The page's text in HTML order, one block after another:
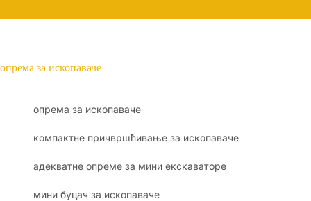
опрема за ископаваче
опрема за ископаваче
компактне причвршћивање за ископаваче
адекватне опреме за мини екскаваторе
мини буцач за ископаваче